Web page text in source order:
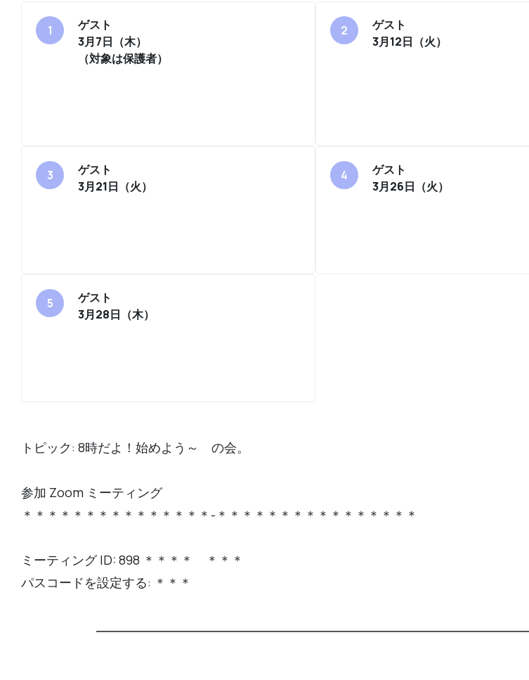
ゲスト
3月7日（木）
（対象は保護者）
ゲスト
3月12日（火）
ゲスト
3月21日（火）
ゲスト
3月26日（火）
ゲスト
3月28日（木）
トピック: 8時だよ！始めよう～ の会。
参加 Zoom ミーティング
＊＊＊＊＊＊＊＊＊＊＊＊＊＊＊-＊＊＊＊＊＊＊＊＊＊＊＊＊＊＊＊
ミーティング ID: 898 ＊＊＊＊ ＊＊＊
パスコードを設定する: ＊＊＊